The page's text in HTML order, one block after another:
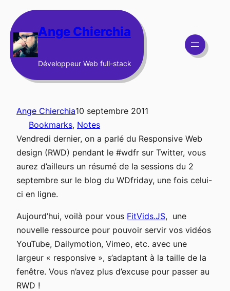
au
contenu Ange Chierchia
Développeur Web full-stack
Ange Chierchia10 septembre 2011
Bookmarks, Notes
Vendredi dernier, on a parlé du Responsive Web
design (RWD) pendant le #wdfr sur Twitter, vous
aurez d’ailleurs un résumé de la sessions du 2
septembre sur le blog du WDfriday, une fois celui-
ci en ligne.
Aujourd’hui, voilà pour vous FitVids.JS, une
nouvelle ressource pour pouvoir servir vos vidéos
YouTube, Dailymotion, Vimeo, etc. avec une
largeur « responsive », s’adaptant à la taille de la
fenêtre. Vous n’avez plus d’excuse pour passer au
RWD !